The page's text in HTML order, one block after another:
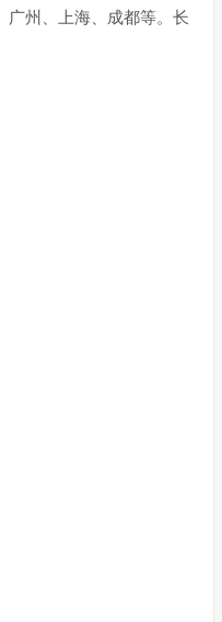
广州、上海、成都等。长